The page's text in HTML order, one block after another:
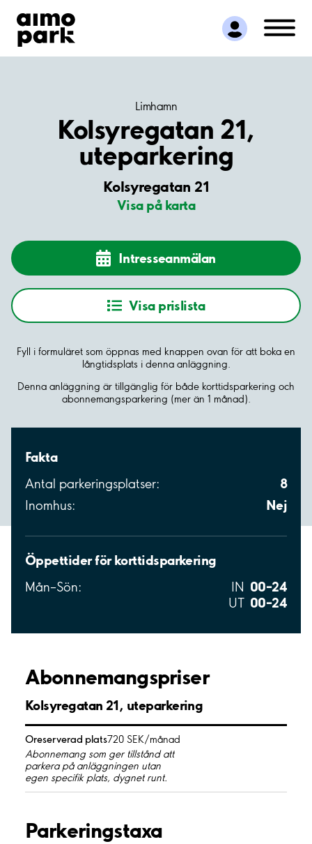
Hitta parkering
Samarbete
Kundservice
Limhamn
Kolsyregatan 21,
uteparkering
Kolsyregatan 21
Visa på karta
Intresseanmälan
Visa prislista
Fyll i formuläret som öppnas med knappen ovan för att boka en
långtidsplats i denna anläggning.
Denna anläggning är tillgänglig för både korttidsparkering och
abonnemangsparkering (mer än 1 månad).
Fakta
Antal parkeringsplatser: 8
Inomhus: Nej
Öppettider för korttidsparkering
Mån–Sön: IN 00–24
UT 00–24
Abonnemangspriser
Kolsyregatan 21, uteparkering
Oreserverad plats720 SEK/månad
Abonnemang som ger tillstånd att
parkera på anläggningen utan
egen specifik plats, dygnet runt.
Parkeringstaxa